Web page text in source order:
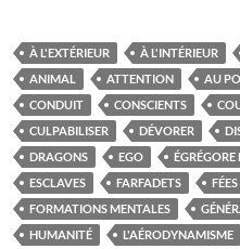
À L'EXTÉRIEUR À L'INTÉRIEUR
ANIMAL
ATTENTION AU
CONDUIT
CONSCIENTS
CULPABILISER
DÉVORER
DRAGONS
EGO ÉGRÉGORE
ESCLAVES
FARFADETS FÉES
FORMATIONS MENTALES
HUMANITÉ
L'AÉRODYNAMISME